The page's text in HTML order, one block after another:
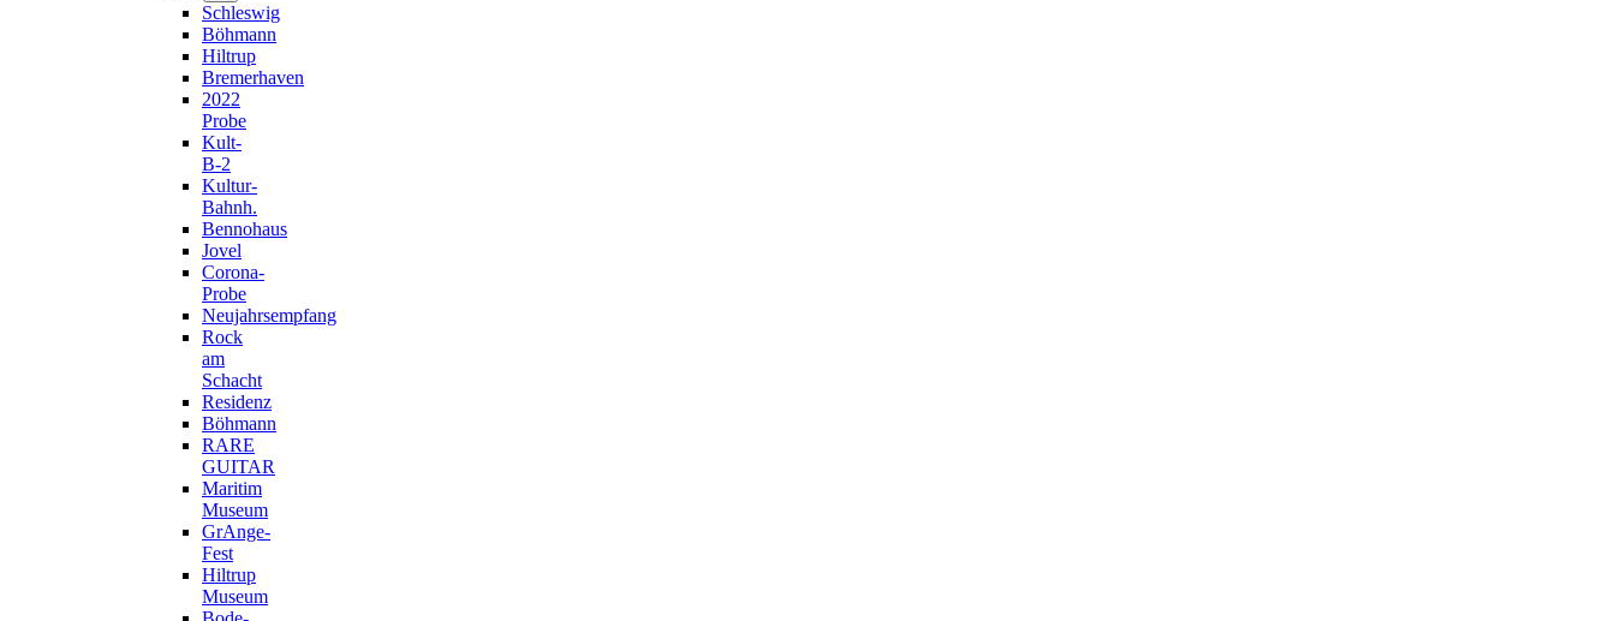
Schleswig
Böhmann
Hiltrup
Bremerhaven
2022
Probe
Kult-
B-2
Kultur-
Bahnh.
Bennohaus
Jovel
Corona-
Probe
Neujahrsempfang
Rock
am
Schacht
Residenz
Böhmann
RARE
GUITAR
Maritim
Museum
GrAnge-
Fest
Hiltrup
Museum